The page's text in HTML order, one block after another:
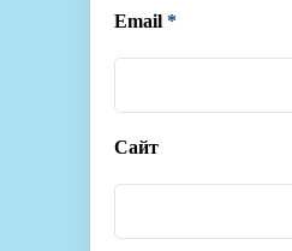
Email *
Сайт